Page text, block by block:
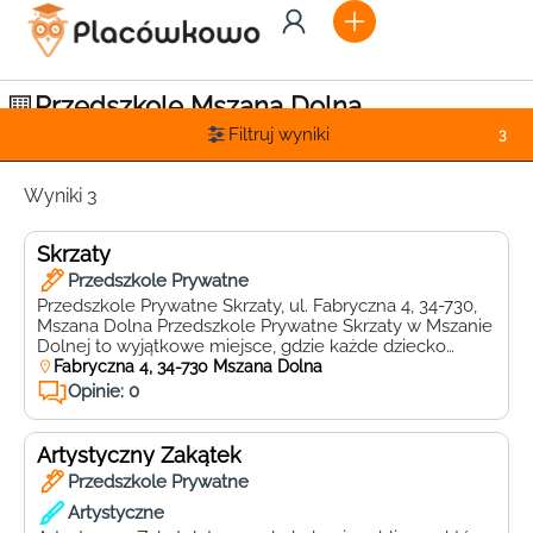
Przedszkole Mszana Dolna
Filtruj wyniki 3
Wyniki 3
Skrzaty
Przedszkole Prywatne
Przedszkole Prywatne Skrzaty, ul. Fabryczna 4, 34-730,
Mszana Dolna Przedszkole Prywatne Skrzaty w Mszanie
Dolnej to wyjątkowe miejsce, gdzie każde dziecko
może rozwijać swoje talenty i zainteresowania w
przyjaznej i inspirującej atmosferze. Zlokalizowane przy
ul. Fabrycznej 4, przedszkole Skrzaty jest miejscem,
które zapewnia maluchom wszechstronny rozwój i
mnóstwo radości. Kadra pedagogiczna przedszkola
Skrzaty to zespół […]
Fabryczna 4, 34-730 Mszana Dolna
Opinie: 0
Artystyczny Zakątek
Przedszkole Prywatne
Artystyczne